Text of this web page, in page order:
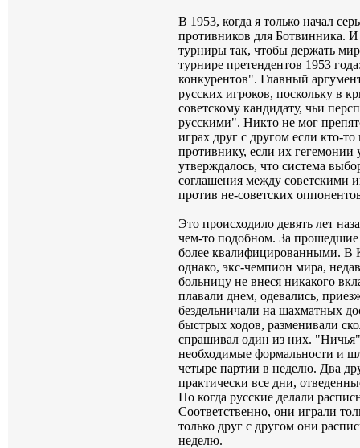
В 1953, когда я только начал
противников для Ботвинника.
турниры так, чтобы держать
турнире претендентов 1953
конкурентов". Главный
русских игроков, поскольку в
советскому кандидату, чьи
русскими". Никто не мог
играх друг с другом если кто-
противнику, если их
утверждалось, что система
соглашения между советскими
против не-советских
Это происходило девять лет
чем-то подобном. За прошедшие
более квалифицированными. В
однако, экс-чемпион мира,
больницу не внеся никакого
плавали днем, одевались,
бездельничали на шахматных
быстрых ходов, разменивали
спрашивал один из них.
необходимые формальности и
четыре партии в неделю. Два
практически все дни,
Но когда русские делали
Соответственно, они играли
только друг с другом они
неделю.